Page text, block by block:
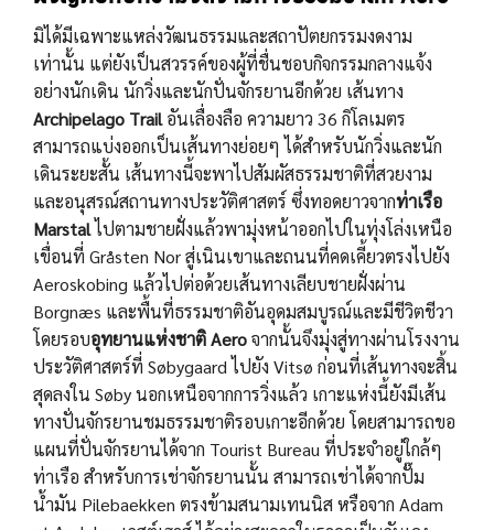
มิได้มีเฉพาะแหล่งวัฒนธรรมและสถาปัตยกรรมงดงาม
เท่านั้น แต่ยังเป็นสวรรค์ของผู้ที่ชื่นชอบกิจกรรมกลางแจ้ง
อย่างนักเดิน นักวิ่งและนักปั่นจักรยานอีกด้วย เส้นทาง
Archipelago Trailอันเลื่องลือ ความยาว 36 กิโลเมตร
สามารถแบ่งออกเป็นเส้นทางย่อยๆ ได้สำหรับนักวิ่งและนัก
เดินระยะสั้น เส้นทางนี้จะพาไปสัมผัสธรรมชาติที่สวยงาม
และอนุสรณ์สถานทางประวัติศาสตร์ ซึ่งทอดยาวจากท่าเรือ
Marstalไปตามชายฝั่งแล้วพามุ่งหน้าออกไปในทุ่งโล่งเหนือ
เขื่อนที่ Gråsten Nor สู่เนินเขาและถนนที่คดเคี้ยวตรงไปยัง
Aeroskobing แล้วไปต่อด้วยเส้นทางเลียบชายฝั่งผ่าน
Borgnæs และพื้นที่ธรรมชาติอันอุดมสมบูรณ์และมีชีวิตชีวา
โดยรอบอุทยานแห่งชาติ Aeroจากนั้นจึงมุ่งสู่ทางผ่านโรงงาน
ประวัติศาสตร์ที่ Søbygaard ไปยัง Vitsø ก่อนที่เส้นทางจะสิ้น
สุดลงใน Søby นอกเหนือจากการวิ่งแล้ว เกาะแห่งนี้ยังมีเส้น
ทางปั่นจักรยานชมธรรมชาติรอบเกาะอีกด้วย โดยสามารถขอ
แผนที่ปั่นจักรยานได้จาก Tourist Bureau ที่ประจำอยู่ใกล้ๆ
ท่าเรือ สำหรับการเช่าจักรยานนั้น สามารถเช่าได้จากปั๊ม
น้ำมัน Pilebaekken ตรงข้ามสนามเทนนิส หรือจาก Adam